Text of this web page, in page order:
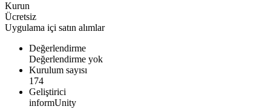
Kurun
Ücretsiz
Uygulama içi satın alımlar
Değerlendirme
Değerlendirme yok
Kurulum sayısı
174
Geliştirici
informUnity